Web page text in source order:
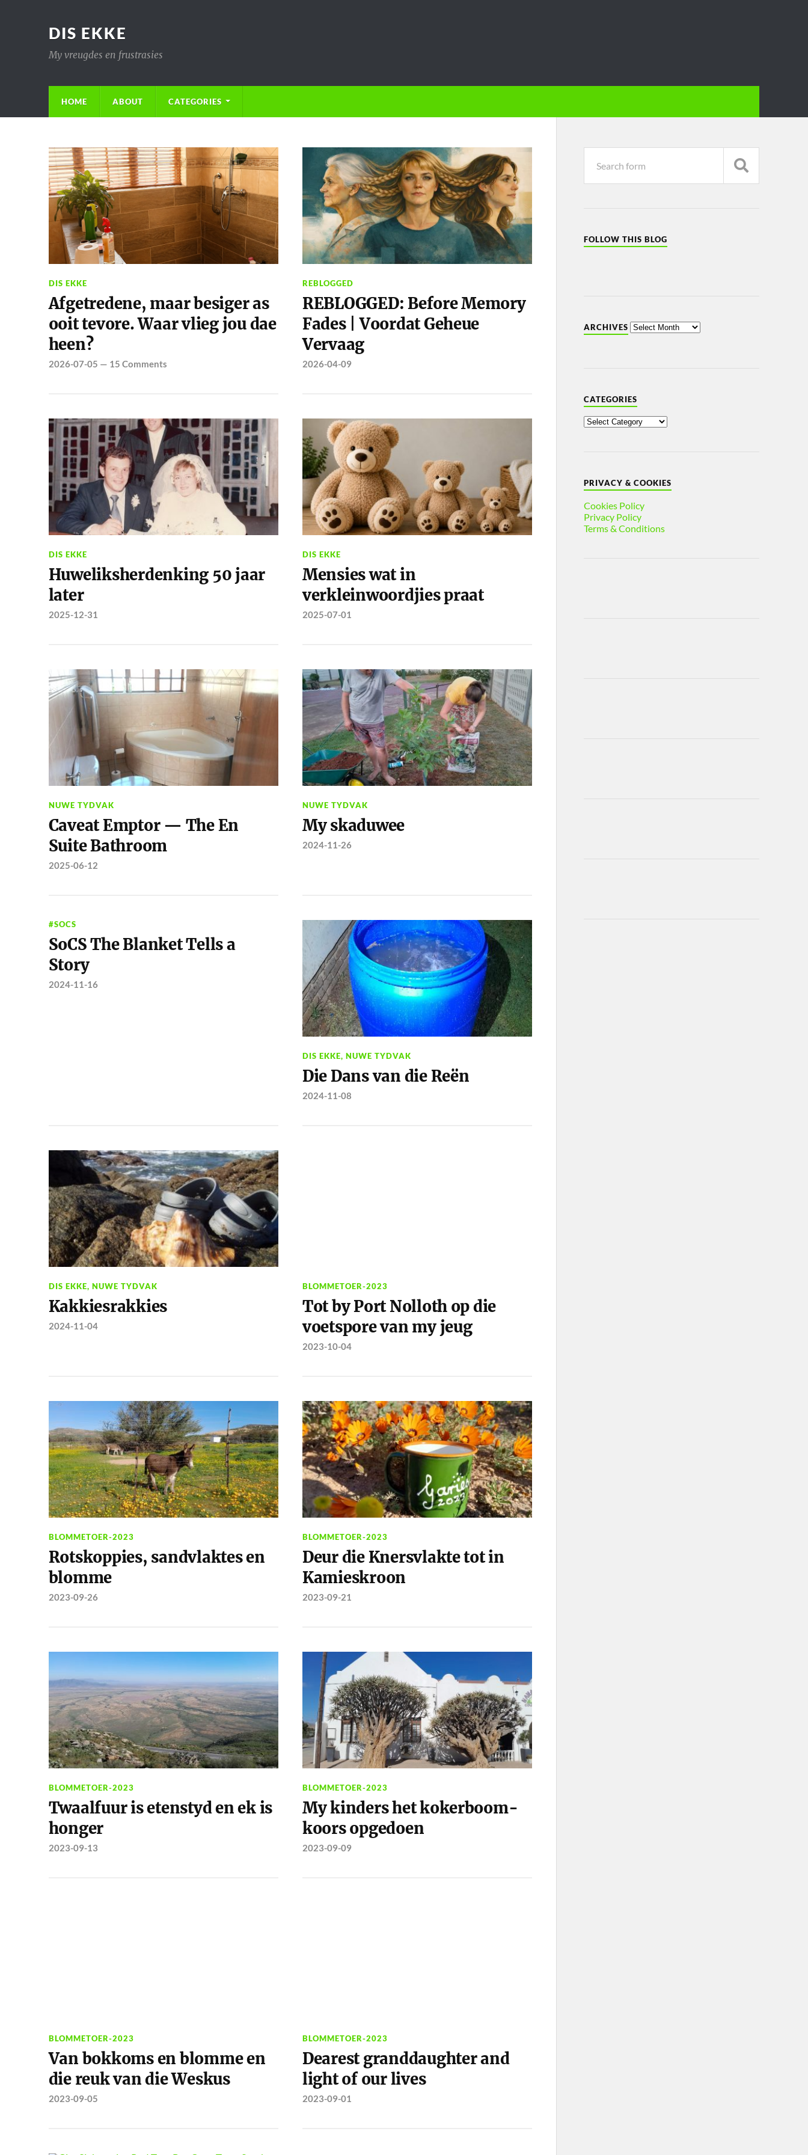
DIS EKKE
My vreugdes en frustrasies
HOME ABOUT CATEGORIES
DIS EKKE
Afgetredene, maar besiger as
ooit tevore. Waar vlieg jou dae
heen?
2026-07-05 — 15 Comments
REBLOGGED
REBLOGGED: Before Memory
Fades | Voordat Geheue
Vervaag
2026-04-09
DIS EKKE
Huweliksherdenking 50 jaar
later
2025-12-31
DIS EKKE
Mensies wat in
verkleinwoordjies praat
2025-07-01
NUWE TYDVAK
Caveat Emptor — The En
Suite Bathroom
2025-06-12
NUWE TYDVAK
My skaduwee
2024-11-26
#SOCS
SoCS The Blanket Tells a
Story
2024-11-16
DIS EKKE, NUWE TYDVAK
Die Dans van die Reën
2024-11-08
DIS EKKE, NUWE TYDVAK
Kakkiesrakkies
2024-11-04
BLOMMETOER-2023
Tot by Port Nolloth op die
voetspore van my jeug
2023-10-04
BLOMMETOER-2023
Rotskoppies, sandvlaktes en
blomme
2023-09-26
BLOMMETOER-2023
Deur die Knersvlakte tot in
Kamieskroon
2023-09-21
BLOMMETOER-2023
Twaalfuur is etenstyd en ek is
honger
2023-09-13
BLOMMETOER-2023
My kinders het kokerboom-
koors opgedoen
2023-09-09
BLOMMETOER-2023
Van bokkoms en blomme en
die reuk van die Weskus
2023-09-05
BLOMMETOER-2023
Dearest granddaughter and
light of our lives
2023-09-01
FOLLOW THIS BLOG
ARCHIVES
CATEGORIES
PRIVACY & COOKIES
Cookies Policy
Privacy Policy
Terms & Conditions